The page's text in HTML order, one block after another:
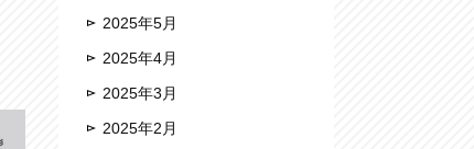
2025年5月
2025年4月
2025年3月
2025年2月